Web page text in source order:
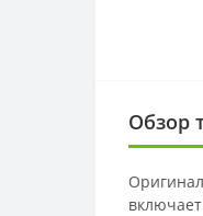
Обзор